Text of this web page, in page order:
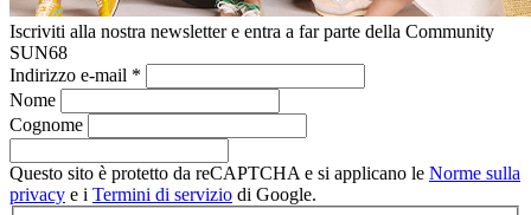
Iscriviti alla nostra newsletter e entra a far parte della Community
SUN68
Indirizzo e-mail *
Nome
Cognome
Questo sito è protetto da reCAPTCHA e si applicano le Norme sulla
privacy e i Termini di servizio di Google.